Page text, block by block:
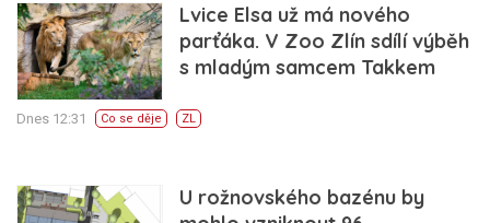
Lvice Elsa už má nového
parťáka. V Zoo Zlín sdílí výběh
s mladým samcem Takkem
Dnes 12:31 Co se děje ZL
U rožnovského bazénu by